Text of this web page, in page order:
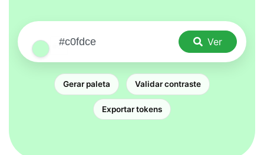
Ver
Gerar paleta Validar contraste
Exportar tokens